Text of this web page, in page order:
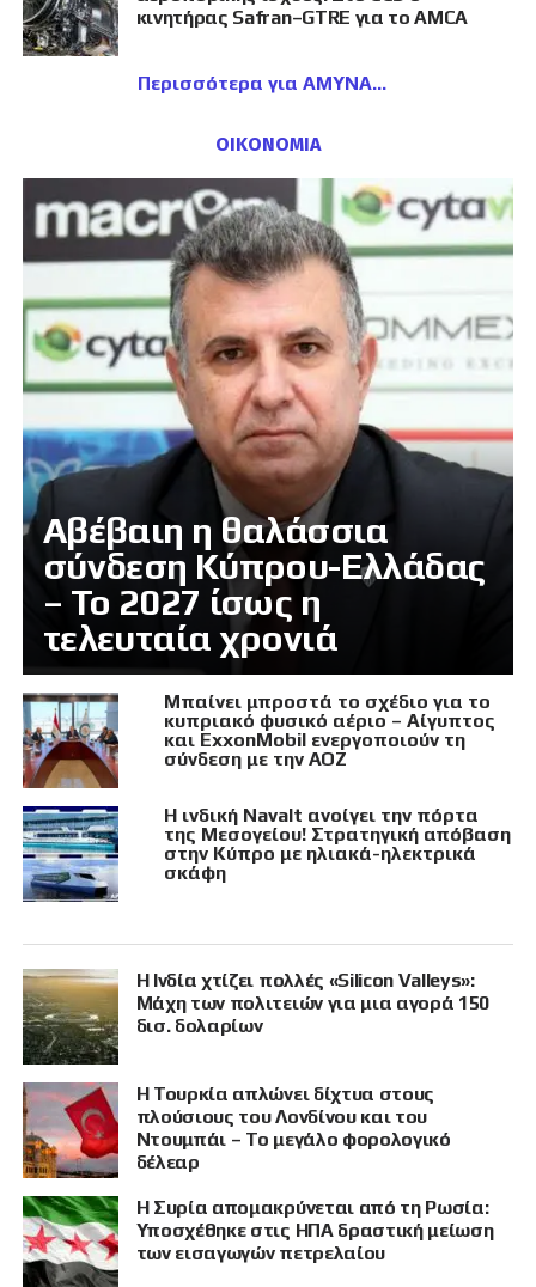
κινητήρας Safran–GTRE για το AMCA
Περισσότερα για ΑΜΥΝΑ
ΟΙΚΟΝΟΜΙΑ
Αβέβαιη η θαλάσσια
σύνδεση Κύπρου-Ελλάδας
– Το 2027 ίσως η
τελευταία χρονιά
Μπαίνει μπροστά το σχέδιο για το
κυπριακό φυσικό αέριο – Αίγυπτος
και ExxonMobil ενεργοποιούν τη
σύνδεση με την ΑΟΖ
Η ινδική Navalt ανοίγει την πόρτα
της Μεσογείου! Στρατηγική απόβαση
στην Κύπρο με ηλιακά-ηλεκτρικά
σκάφη
Η Ινδία χτίζει πολλές «Silicon Valleys»:
Μάχη των πολιτειών για μια αγορά 150
δισ. δολαρίων
Η Τουρκία απλώνει δίχτυα στους
πλούσιους του Λονδίνου και του
Ντουμπάι – Το μεγάλο φορολογικό
δέλεαρ
Η Συρία απομακρύνεται από τη Ρωσία:
Υποσχέθηκε στις ΗΠΑ δραστική μείωση
των εισαγωγών πετρελαίου